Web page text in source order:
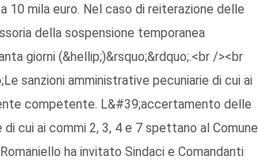
10 mila euro. Nel caso di reiterazione delle
della sospensione temporanea
giorni (&hellip;)&rsquo;&rdquo;.<br /><br
sanzioni amministrative pecuniarie di cui ai
competente. L&#39;accertamento delle
cui ai commi 2, 3, 4 e 7 spettano al Comune
ha invitato Sindaci e Comandanti